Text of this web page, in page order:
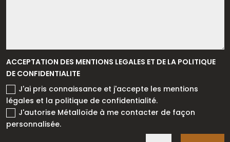
ACCEPTATION DES MENTIONS LEGALES ET DE LA POLITIQUE
DE CONFIDENTIALITE
J'ai pris connaissance et j'accepte les mentions
légales et la politique de confidentialité.
J'autorise Métalloïde à me contacter de façon
personnalisée.